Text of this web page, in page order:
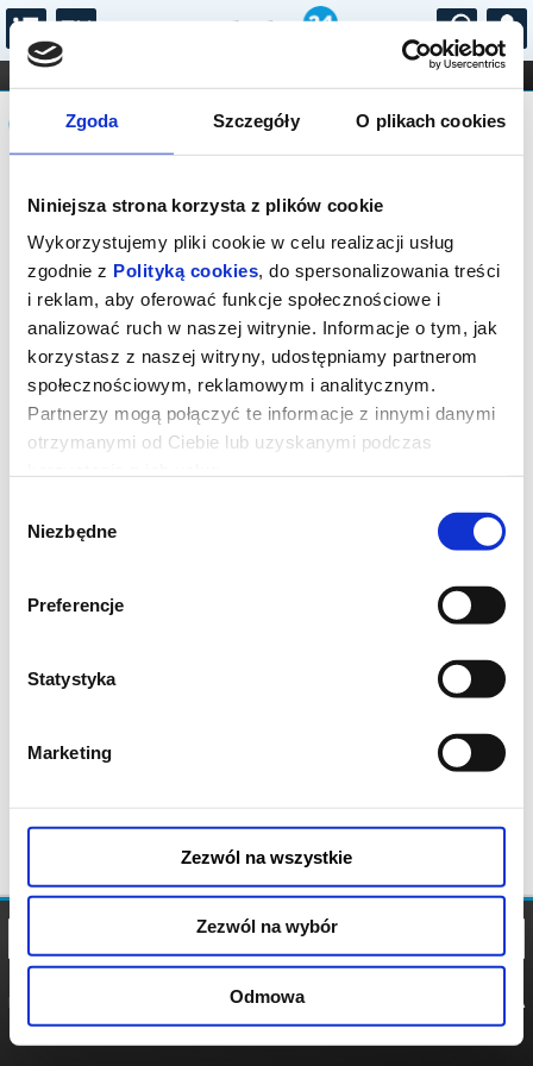
Zgoda Szczegóły O plikach cookies
Niniejsza strona korzysta z plików cookie
Wykorzystujemy pliki cookie w celu realizacji usług
zgodnie z Polityką cookies, do spersonalizowania treści
i reklam, aby oferować funkcje społecznościowe i
analizować ruch w naszej witrynie. Informacje o tym, jak
korzystasz z naszej witryny, udostępniamy partnerom
społecznościowym, reklamowym i analitycznym.
Partnerzy mogą połączyć te informacje z innymi danymi
otrzymanymi od Ciebie lub uzyskanymi podczas
zgody
Niezbędne
Preferencje
Statystyka
Marketing
Zezwól na wszystkie
Zezwól na wybór
Odmowa
...
FILHARMONIA OPERA I BALET
STAND-UP
DLA DZIECI
Komunikat
Sprzedaż on-line została zakończona,
sprawdź dostępność biletów w kasie.
POLITYKA
POLITYKA